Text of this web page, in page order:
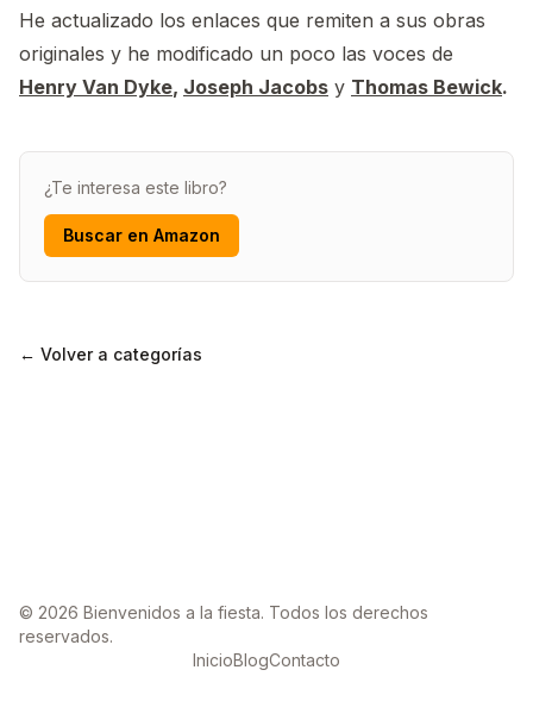
He actualizado los enlaces que remiten a sus obras
originales y he modificado un poco las voces de
Henry Van Dyke, Joseph Jacobs y Thomas Bewick.
¿Te interesa este libro?
Buscar en Amazon
← Volver a categorías
© 2026 Bienvenidos a la fiesta. Todos los derechos
reservados.
InicioBlogContacto